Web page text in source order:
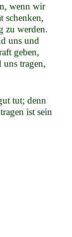
wenn wir
schenken,
zu werden.
uns und
geben,
tragen,
tut; denn
ist sein